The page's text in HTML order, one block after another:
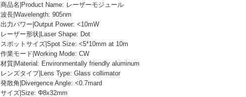
商品名|Product Name: レーザーモジュール
波長|Wavelength: 905nm
出力パワー|Output Power: <10mW
レーザー形状|Laser Shape: Dot
スポットサイズ|Spot Size: <5*10mm at 10m
作業モード|Working Mode: CW
材質|Material: Environmentally friendly aluminum
レンズタイプ|Lens Type: Glass collimator
発散角|Divergence Angle: <0.7mard
サイズ|Size: Φ8x32mm